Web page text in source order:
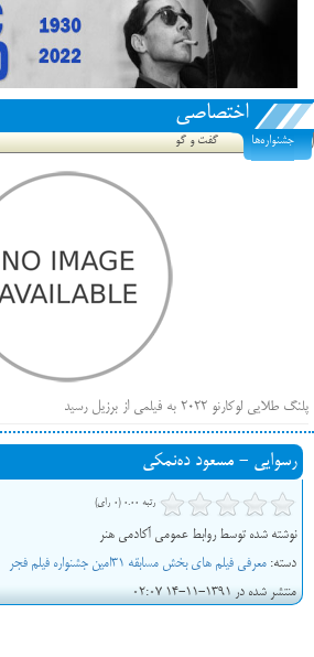
اختصاصی
جشنواره‌ها گفت و گو
پلنگ طلایی لوکارنو ۲۰۲۲ به فیلمی از برزیل رسید
فهرست فیلم‌های بخش مسابقه جشنواره فیلم ونیز ۲۰۲۲ مشخص شد، سهم پررنگ ایرانی‌ها
بیرون راندن فیلم‌های منتسب به حامیان کرملین از جشنواره
رسوایی - مسعود ده‌نمکی
رتبه 0.00 (0 رای)
نوشته شده توسط روابط عمومی آکادمی هنر
دسته: معرفی فیلم های بخش مسابقه 31امین جشنواره فیلم فجر
منتشر شده در 1391-11-14 02:07